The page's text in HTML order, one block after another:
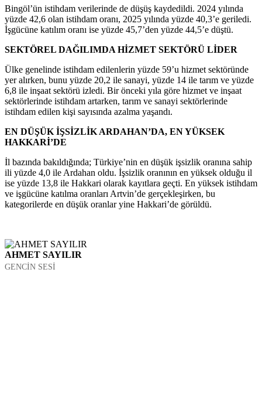
Bingöl’ün istihdam verilerinde de düşüş kaydedildi. 2024 yılında
yüzde 42,6 olan istihdam oranı, 2025 yılında yüzde 40,3’e geriledi.
İşgücüne katılım oranı ise yüzde 45,7’den yüzde 44,5’e düştü.
SEKTÖREL DAĞILIMDA HİZMET SEKTÖRÜ LİDER
Ülke genelinde istihdam edilenlerin yüzde 59’u hizmet sektöründe
yer alırken, bunu yüzde 20,2 ile sanayi, yüzde 14 ile tarım ve yüzde
6,8 ile inşaat sektörü izledi. Bir önceki yıla göre hizmet ve inşaat
sektörlerinde istihdam artarken, tarım ve sanayi sektörlerinde
istihdam edilen kişi sayısında azalma yaşandı.
EN DÜŞÜK İŞSİZLİK ARDAHAN’DA, EN YÜKSEK
HAKKARİ’DE
İl bazında bakıldığında; Türkiye’nin en düşük işsizlik oranına sahip
ili yüzde 4,0 ile Ardahan oldu. İşsizlik oranının en yüksek olduğu il
ise yüzde 13,8 ile Hakkari olarak kayıtlara geçti. En yüksek istihdam
ve işgücüne katılma oranları Artvin’de gerçekleşirken, bu
kategorilerde en düşük oranlar yine Hakkari’de görüldü.
AHMET SAYILIR
GENCİN SESİ